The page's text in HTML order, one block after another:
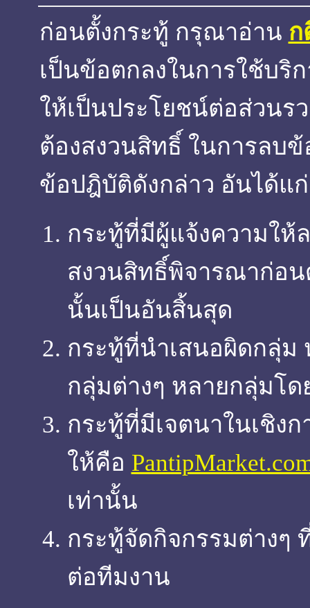
ก่อนตั้งกระทู้ กรุณาอ่าน ก
เป็นข้อตกลงในการใช้บริ
ให้เป็นประโยชน์ต่อส่วนรว
ต้องสงวนสิทธิ์ ในการลบ
ข้อปฎิบัติดังกล่าว อันได้แก่
กระทู้ที่มีผู้แจ้งความให้
สงวนสิทธิ์พิจารณาก่อน
นั้นเป็นอันสิ้นสุด
กระทู้ที่นำเสนอผิดกลุ่ม
กลุ่มต่างๆ หลายกลุ่มโด
กระทู้ที่มีเจตนาในเชิง
ให้คือ
เท่านั้น
กระทู้จัดกิจกรรมต่างๆ
ต่อทีมงาน